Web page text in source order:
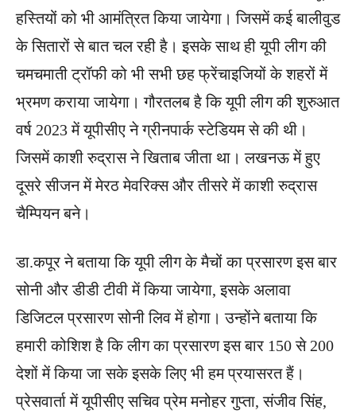
हस्तियों को भी आमंत्रित किया जायेगा। जिसमें कई बालीवुड
के सितारों से बात चल रही है। इसके साथ ही यूपी लीग की
चमचमाती ट्रॉफी को भी सभी छह फ्रेंचाइजियों के शहरों में
भ्रमण कराया जायेगा। गौरतलब है कि यूपी लीग की शुरुआत
वर्ष 2023 में यूपीसीए ने ग्रीनपार्क स्टेडियम से की थी।
जिसमें काशी रुद्रास ने खिताब जीता था। लखनऊ में हुए
दूसरे सीजन में मेरठ मेवरिक्स और तीसरे में काशी रुद्रास
चैम्पियन बने।
डा.कपूर ने बताया कि यूपी लीग के मैचों का प्रसारण इस बार
सोनी और डीडी टीवी में किया जायेगा, इसके अलावा
डिजिटल प्रसारण सोनी लिव में होगा। उन्होंने बताया कि
हमारी कोशिश है कि लीग का प्रसारण इस बार 150 से 200
देशों में किया जा सके इसके लिए भी हम प्रयासरत हैं।
प्रेसवार्ता में यूपीसीए सचिव प्रेम मनोहर गुप्ता, संजीव सिंह,